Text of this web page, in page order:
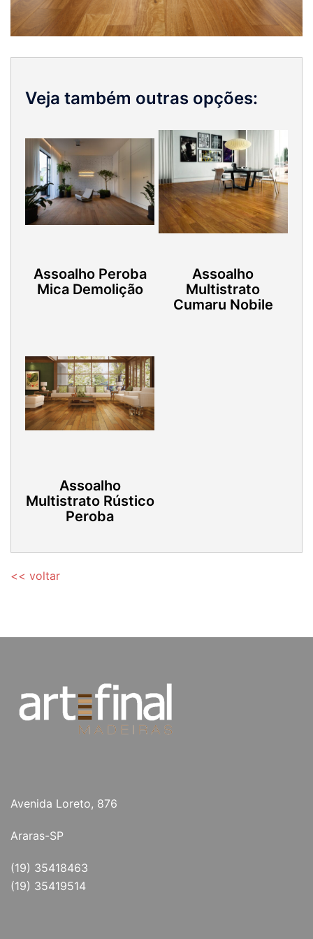
Veja também outras opções:
Assoalho Peroba
Mica Demolição
Assoalho
Multistrato
Cumaru Nobile
Assoalho
Multistrato Rústico
Peroba
<< voltar
Avenida Loreto, 876
Araras-SP
(19) 35418463
(19) 35419514